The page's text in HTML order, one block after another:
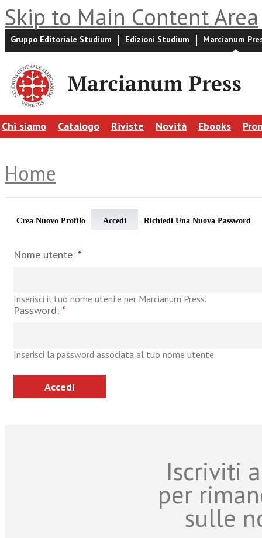
Skip to Main Content Area
Gruppo Editoriale Studium Edizioni Studium Marcianum
Chi siamo Catalogo Riviste Novità Ebooks
Home
Crea Nuovo Profilo Accedi Richiedi Una Nuova Password
Nome utente: *
Inserisci il tuo nome utente per Marcianum Press.
Password: *
Inserisci la password associata al tuo nome utente.
Iscriviti
per
sulle